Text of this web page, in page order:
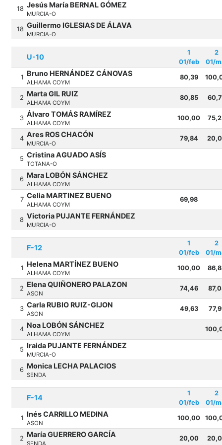
18 Jesús María BERNAL GÓMEZ
MURCIA-O
18 Guillermo IGLESIAS DE ÁLAVA
MURCIA-O
U-10
1
01/feb
2
01/
1 Bruno HERNÁNDEZ CÁNOVAS
ALHAMA COYM
80,39
2 Marta GIL RUIZ
ALHAMA COYM
80,85
3 Álvaro TOMÁS RAMÍREZ
ALHAMA COYM
100,00
4 Ares ROS CHACÓN
MURCIA-O
79,84
5 Cristina AGUADO ASÍS
TOTANA-O
6 Mara LOBÓN SÁNCHEZ
ALHAMA COYM
7 Celia MARTINEZ BUENO
ALHAMA COYM
69,98
8 Victoria PUJANTE FERNÁNDEZ
MURCIA-O
F-12
1
01/feb
2
01/
1 Helena MARTÍNEZ BUENO
ALHAMA COYM
100,00
2 Elena QUIÑONERO PALAZON
ASON
74,46
3 Carla RUBIO RUIZ-GIJON
ASON
49,63
4 Noa LOBÓN SÁNCHEZ
ALHAMA COYM
5 Iraida PUJANTE FERNÁNDEZ
MURCIA-O
6 Monica LECHA PALACIOS
SENDA
F-14
1
01/feb
2
01/
1 Inés CARRILLO MEDINA
ASON
100,00
2 María GUERRERO GARCÍA
SENDA
20,00